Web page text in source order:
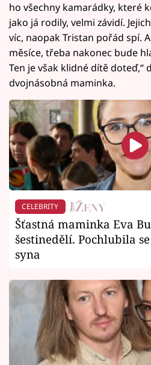
ho všechny kamarádky, které
jako já rodily, velmi závidí.
víc, naopak Tristan pořád spí.
měsíce, třeba nakonec bude
Ten je však klidné dítě doteď,“
dvojnásobná maminka.
CELEBRITY
Šťastná maminka Eva
šestinedělí. Pochlubila
syna